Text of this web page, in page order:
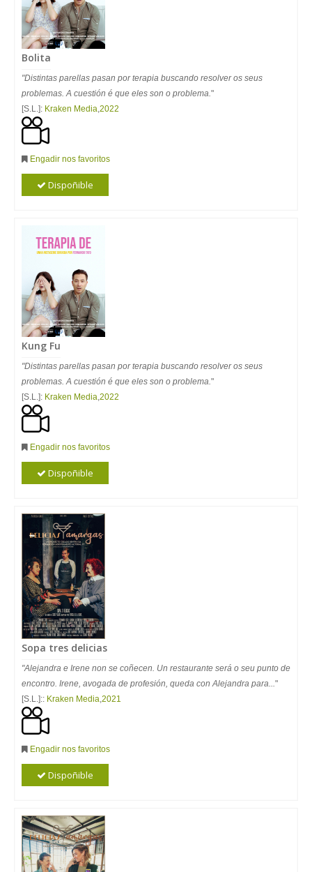
Bolita
"Distintas parellas pasan por terapia buscando resolver os seus
problemas. A cuestión é que eles son o problema."
[S.L.]: Kraken Media,2022
Engadir nos favoritos
Dispoñible
Kung Fu
"Distintas parellas pasan por terapia buscando resolver os seus
problemas. A cuestión é que eles son o problema."
[S.L.]: Kraken Media,2022
Engadir nos favoritos
Dispoñible
Sopa tres delicias
"Alejandra e Irene non se coñecen. Un restaurante será o seu punto de
encontro. Irene, avogada de profesión, queda con Alejandra para..."
[S.L.]:: Kraken Media,2021
Engadir nos favoritos
Dispoñible